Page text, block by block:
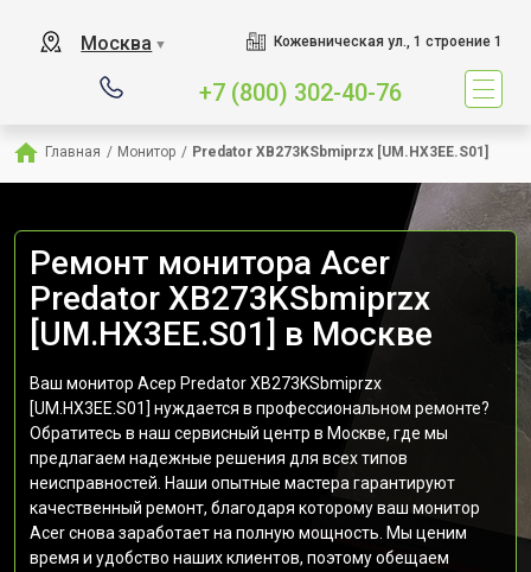
Москва ▼ Кожевническая ул., 1 строение 1
+7 (800) 302-40-76
Главная / Монитор / Predator XB273KSbmiprzx [UM.HX3EE.S01]
Ремонт монитора Acer
Predator XB273KSbmiprzx
[UM.HX3EE.S01] в Москве
Ваш монитор Асер Predator XB273KSbmiprzx
[UM.HX3EE.S01] нуждается в профессиональном ремонте?
Обратитесь в наш сервисный центр в Москве, где мы
предлагаем надежные решения для всех типов
неисправностей. Наши опытные мастера гарантируют
качественный ремонт, благодаря которому ваш монитор
Acer снова заработает на полную мощность. Мы ценим
время и удобство наших клиентов, поэтому обещаем